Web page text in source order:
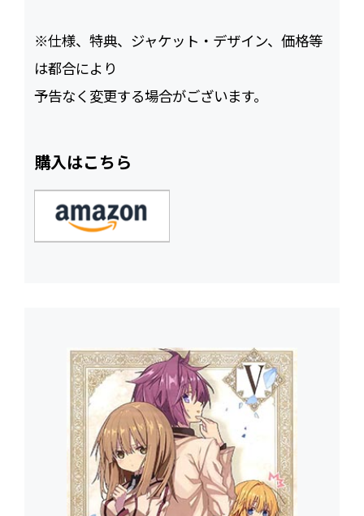
※仕様、特典、ジャケット・デザイン、価格等
は都合により
予告なく変更する場合がございます。
購入はこちら